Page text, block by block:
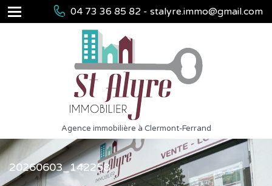
04 73 36 85 82 - stalyre.immo@gmail.com
Agence immobilière à Clermont-Ferrand
20260603_142258